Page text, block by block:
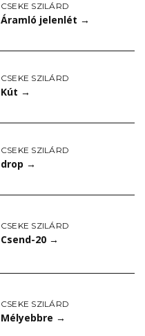
CSEKE SZILÁRD
Áramló jelenlét →
CSEKE SZILÁRD
Kút →
CSEKE SZILÁRD
drop →
CSEKE SZILÁRD
Csend-20 →
CSEKE SZILÁRD
Mélyebbre →